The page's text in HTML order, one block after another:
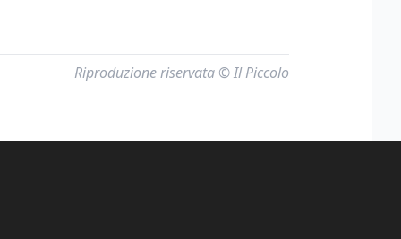
Riproduzione riservata © Il Piccolo